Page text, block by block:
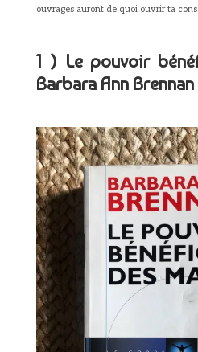
ouvrages auront de quoi ouvrir ta
1 ) Le pouvoir
Barbara Ann Brennan